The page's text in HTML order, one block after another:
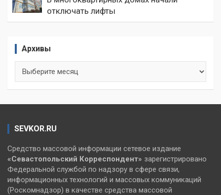
отключать лифты
Архивы
SEVKOR.RU
Средство массовой информации сетевое издание
«Севастопольский Корреспондент» зарегистрировано
Федеральной службой по надзору в сфере связи,
информационных технологий и массовых коммуникаций
(Роскомнадзор) в качестве средства массовой